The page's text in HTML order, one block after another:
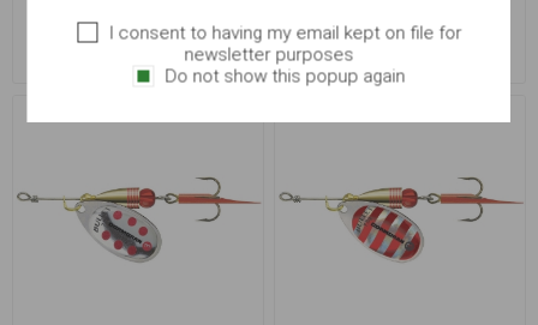
I consent to having my email kept on file for
newsletter purposes
Do not show this popup again